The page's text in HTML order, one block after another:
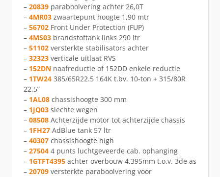
– 20839 paraboolvering achter 26,0T
– 4MR03 zwaartepunt hoogte 1,90 mtr
– 56702 Front Under Protection (FUP)
– 4MS03 brandstoftank links 290 ltr
– 51102 versterkte stabilisators achter
– 32323 verticale uitlaat RVS
– 152DN naafreductie of 152DD enkele reductie
– 1TW24 385/65R22.5 164K t.bv. 10-ton + 315/80R
22,5”
– 1AL08 chassishoogte 300 mm
– 1JQ03 slechte wegen
– 08508 Achterzijde motor tot achterzijde chassis
– 1FH27 AdBlue tank 57 ltr
– 40307 chassishoogte high
– 27504 4 punts luchtgeveerde cab. ophanging
– 1GTFT4395 achter overbouw 4.395mm t.o.v. 3de as
– 20709 versterkte paraboolvering voor